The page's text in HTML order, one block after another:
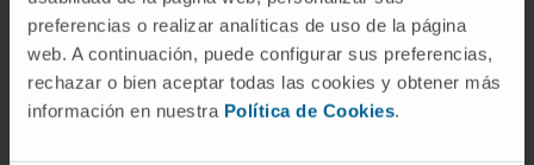
preferencias o realizar analíticas de uso de la página
web. A continuación, puede configurar sus preferencias,
rechazar o bien aceptar todas las cookies y obtener más
información en nuestra Política de Cookies.
cordones posteriores o de los nervios
periféricos de fibra gruesa.
¿Es lo mismo artrestesia que